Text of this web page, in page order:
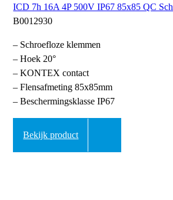
ICD 7h 16A 4P 500V IP67 85x85 QC Sch
B0012930
– Schroefloze klemmen
– Hoek 20°
– KONTEX contact
– Flensafmeting 85x85mm
– Beschermingsklasse IP67
Bekijk product